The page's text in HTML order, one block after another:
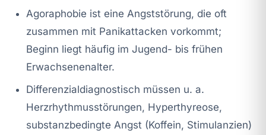
Agoraphobie ist eine Angststörung, die oft
zusammen mit Panikattacken vorkommt;
Beginn liegt häufig im Jugend- bis frühen
Erwachsenenalter.
Differenzialdiagnostisch müssen u. a.
Herzrhythmusstörungen, Hyperthyreose,
substanzbedingte Angst (Koffein, Stimulanzien)